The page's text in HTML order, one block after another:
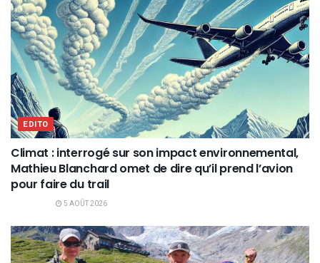
EDITO
Climat : interrogé sur son impact environnemental,
Mathieu Blanchard omet de dire qu’il prend l’avion
pour faire du trail
5 AOÛT 2026